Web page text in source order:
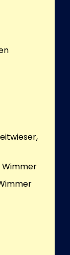
Wimmer